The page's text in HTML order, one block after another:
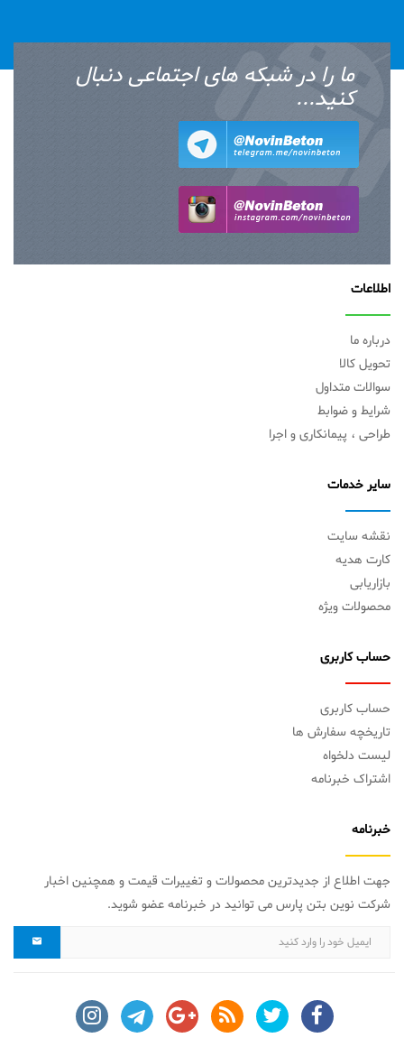
ما را در شبکه های اجتماعی دنبال
کنید...
اطلاعات
درباره ما
تحویل کالا
سوالات متداول
شرایط و ضوابط
طراحی ، پیمانکاری و اجرا
سایر خدمات
نقشه سایت
کارت هدیه
بازاریابی
محصولات ویژه
حساب کاربری
حساب کاربری
تاریخچه سفارش ها
لیست دلخواه
اشتراک خبرنامه
خبرنامه
جهت اطلاع از جدیدترین محصولات و تغییرات قیمت و همچنین اخبار
شرکت نوین بتن پارس می توانید در خبرنامه عضو شوید.